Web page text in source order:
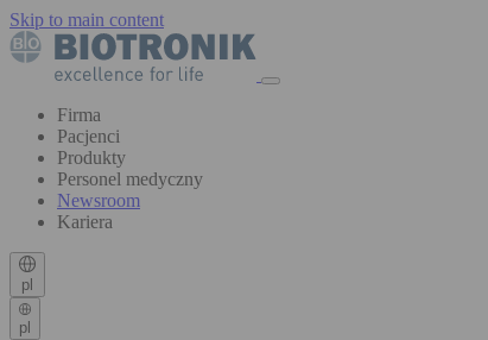
Skip to main content
Firma
Pacjenci
Produkty
Personel medyczny
Newsroom
Kariera
pl
pl